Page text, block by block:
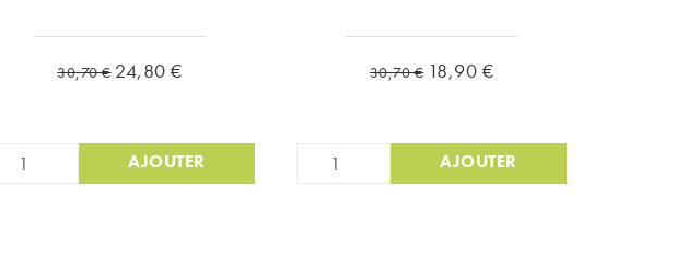
Prix de base
30,70 € Prix
24,80 €
AJOUTER
Prix de base
30,70 € Prix
18,90 €
AJOUTER